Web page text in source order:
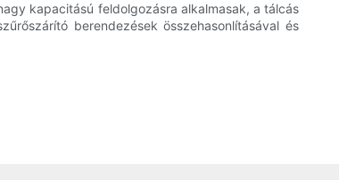
kapacitású feldolgozásra alkalmasak, a tálcás
berendezések összehasonlításával és